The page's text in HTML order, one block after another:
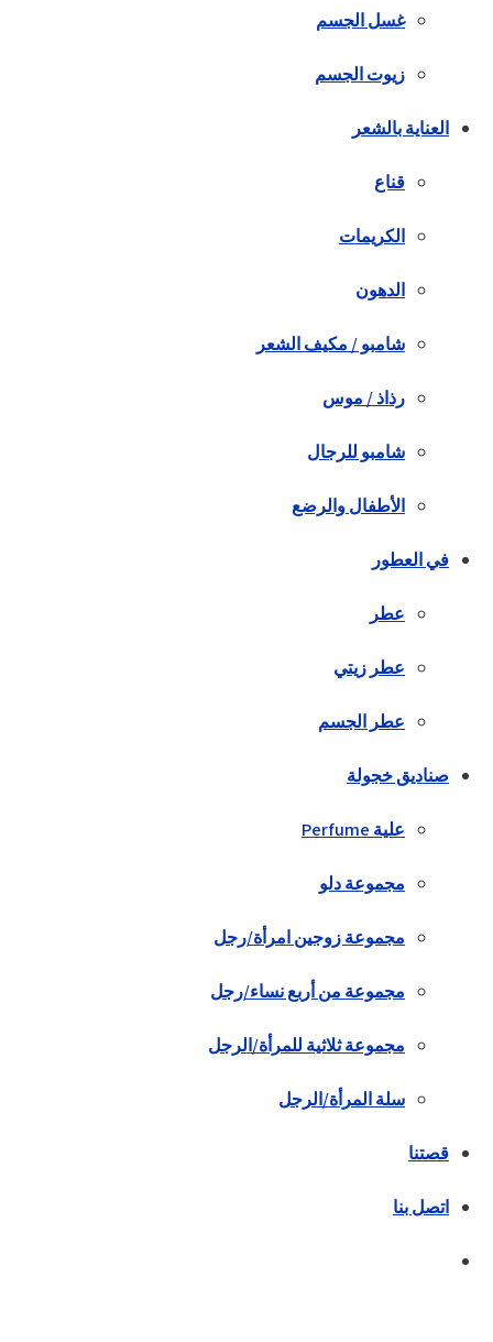
غسل الجسم
زيوت الجسم
العناية بالشعر
قناع
الكريمات
الدهون
شامبو / مكيف الشعر
رذاذ / موس
شامبو للرجال
الأطفال والرضع
في العطور
عطر
عطر زيتي
عطر الجسم
صناديق خجولة
علية Perfume
مجموعة دلو
مجموعة زوجين امرأة/رجل
مجموعة من أربع نساء/رجل
مجموعة ثلاثية للمرأة/الرجل
سلة المرأة/الرجل
قصتنا
اتصل بنا